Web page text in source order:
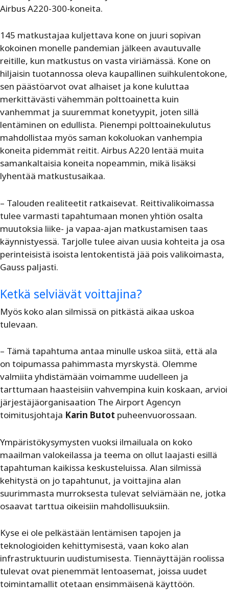
Airbus A220-300-koneita.
145 matkustajaa kuljettava kone on juuri sopivan
kokoinen monelle pandemian jälkeen avautuvalle
reitille, kun matkustus on vasta viriämässä. Kone on
hiljaisin tuotannossa oleva kaupallinen suihkulentokone,
sen päästöarvot ovat alhaiset ja kone kuluttaa
merkittävästi vähemmän polttoainetta kuin
vanhemmat ja suuremmat konetyypit, joten sillä
lentäminen on edullista. Pienempi polttoainekulutus
mahdollistaa myös saman kokoluokan vanhempia
koneita pidemmät reitit. Airbus A220 lentää muita
samankaltaisia koneita nopeammin, mikä lisäksi
lyhentää matkustusaikaa.
– Talouden realiteetit ratkaisevat. Reittivalikoimassa
tulee varmasti tapahtumaan monen yhtiön osalta
muutoksia liike- ja vapaa-ajan matkustamisen taas
käynnistyessä. Tarjolle tulee aivan uusia kohteita ja osa
perinteisistä isoista lentokentistä jää pois valikoimasta,
Gauss paljasti.
Ketkä selviävät voittajina?
Myös koko alan silmissä on pitkästä aikaa uskoa
tulevaan.
– Tämä tapahtuma antaa minulle uskoa siitä, että ala
on toipumassa pahimmasta myrskystä. Olemme
valmiita yhdistämään voimamme uudelleen ja
tarttumaan haasteisiin vahvempina kuin koskaan, arvioi
järjestäjäorganisaation The Airport Agencyn
toimitusjohtaja Karin Butot puheenvuorossaan.
Ympäristökysymysten vuoksi ilmailuala on koko
maailman valokeilassa ja teema on ollut laajasti esillä
tapahtuman kaikissa keskusteluissa. Alan silmissä
kehitystä on jo tapahtunut, ja voittajina alan
suurimmasta murroksesta tulevat selviämään ne, jotka
osaavat tarttua oikeisiin mahdollisuuksiin.
Kyse ei ole pelkästään lentämisen tapojen ja
teknologioiden kehittymisestä, vaan koko alan
infrastruktuurin uudistumisesta. Tiennäyttäjän roolissa
tulevat ovat pienemmät lentoasemat, joissa uudet
toimintamallit otetaan ensimmäisenä käyttöön.